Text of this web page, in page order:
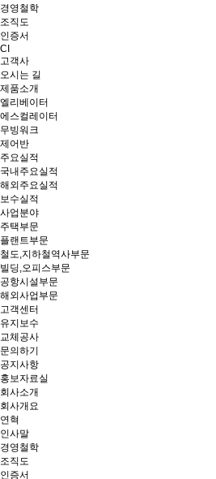
경영철학
조직도
인증서
CI
고객사
오시는 길
제품소개
엘리베이터
에스컬레이터
무빙워크
제어반
주요실적
국내주요실적
해외주요실적
보수실적
사업분야
주택부문
플랜트부문
철도,지하철역사부문
빌딩,오피스부문
공항시설부문
해외사업부문
고객센터
유지보수
교체공사
문의하기
공지사항
홍보자료실
회사소개
회사개요
연혁
인사말
경영철학
조직도
인증서